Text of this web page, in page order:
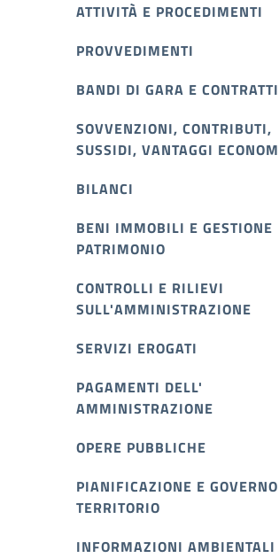
ATTIVITÀ E PROCEDIMENTI
PROVVEDIMENTI
BANDI DI GARA E CONTRATTI
SOVVENZIONI, CONTRIBUTI,
SUSSIDI, VANTAGGI
BILANCI
BENI IMMOBILI E GESTIONE
PATRIMONIO
CONTROLLI E RILIEVI
SULL'AMMINISTRAZIONE
SERVIZI EROGATI
PAGAMENTI DELL'
AMMINISTRAZIONE
OPERE PUBBLICHE
PIANIFICAZIONE E
TERRITORIO
INFORMAZIONI AMBIENTALI